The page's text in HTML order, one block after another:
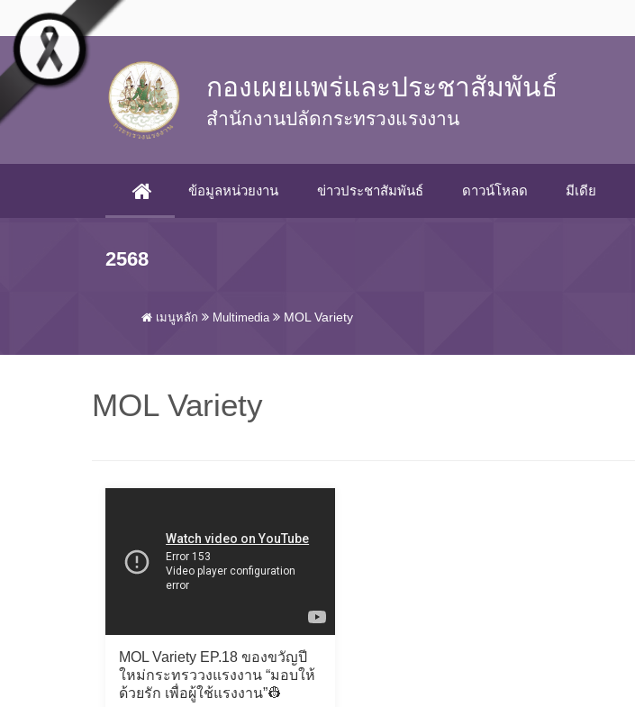
Skip to main content
กองเผยแพร่และประชาสัมพันธ์
สำนักงานปลัดกระทรวงแรงงาน
(CURRENT)
ข้อมูลหน่วยงาน ข่าวประชาสัมพันธ์ ดาวน์โหลด มีเดีย
2568
เมนูหลัก Multimedia MOL Variety
MOL Variety
MOL Variety EP.18 ของขวัญปี
ใหม่กระทรววงแรงงาน “มอบให้
ด้วยรัก เพื่อผู้ใช้แรงงาน”👷